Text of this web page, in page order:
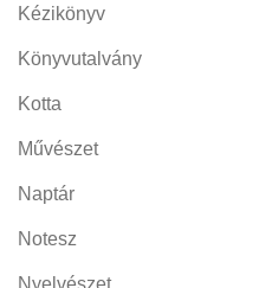
Kézikönyv
Könyvutalvány
Kotta
Művészet
Naptár
Notesz
Nyelvészet